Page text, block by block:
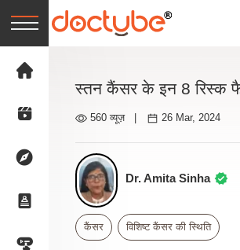
स्तन कैंसर के इन 8 रिस्क
560 व्यूज़ 26 Mar, 2024
Dr. Amita Sinha
कैंसर विशिष्ट कैंसर की स्थिति